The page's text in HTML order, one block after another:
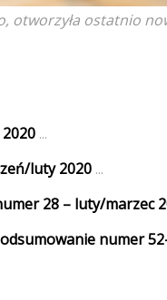
otworzyła ostatnio
...
luty 2020 ...
28 – luty/marzec
numer